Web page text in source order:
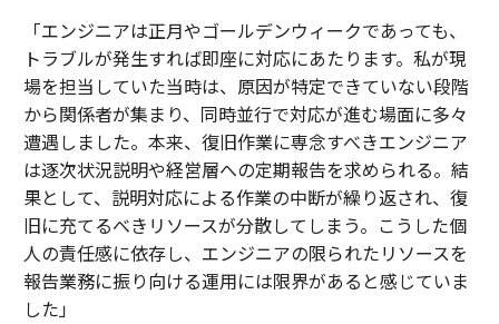
「エンジニアは正月やゴールデンウィークであっても、
トラブルが発生すれば即座に対応にあたります。私が現
場を担当していた当時は、原因が特定できていない段階
から関係者が集まり、同時並行で対応が進む場面に多々
遭遇しました。本来、復旧作業に専念すべきエンジニア
は逐次状況説明や経営層への定期報告を求められる。結
果として、説明対応による作業の中断が繰り返され、復
旧に充てるべきリソースが分散してしまう。こうした個
人の責任感に依存し、エンジニアの限られたリソースを
報告業務に振り向ける運用には限界があると感じていま
した」